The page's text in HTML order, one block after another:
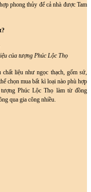
phong thủy để cả nhà được Tam
của tượng Phúc Lộc Thọ
liệu như ngọc thạch, gốm sứ,
chọn mua bất kì loại nào phù hợp
Phúc Lộc Thọ làm từ đồng
qua gia công nhiều.